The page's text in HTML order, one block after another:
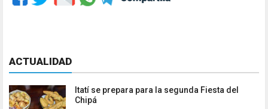
ACTUALIDAD
Itatí se prepara para la segunda Fiesta del
Chipá